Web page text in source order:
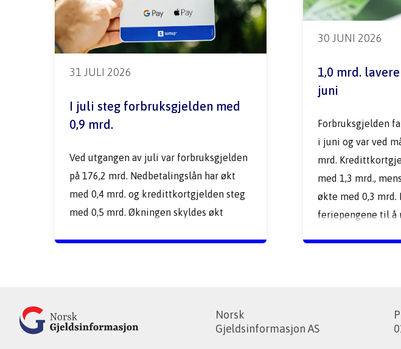
31 JULI 2026
I juli steg forbruksgjelden med
0,9 mrd.
Ved utgangen av juli var forbruksgjelden
på 176,2 mrd. Nedbetalingslån har økt
med 0,4 mrd. og kredittkortgjelden steg
med 0,5 mrd. Økningen skyldes økt
30 JUNI 2026
1,0 mrd.
juni
Forbruksgjelden
i juni og var ved
mrd.
med 1,3 mrd.,
økte med 0,3 mrd.
feriepengene til å
Norsk
Gjeldsinformasjon AS